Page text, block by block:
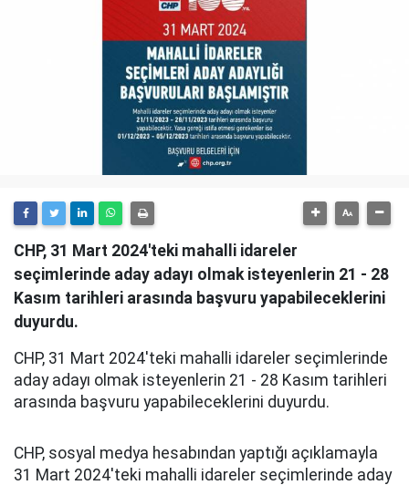
CHP, 31 Mart 2024'teki mahalli idareler
seçimlerinde aday adayı olmak isteyenlerin 21 - 28
Kasım tarihleri arasında başvuru yapabileceklerini
duyurdu.
CHP, 31 Mart 2024'teki mahalli idareler seçimlerinde
aday adayı olmak isteyenlerin 21 - 28 Kasım tarihleri
arasında başvuru yapabileceklerini duyurdu.
CHP, sosyal medya hesabından yaptığı açıklamayla
31 Mart 2024'teki mahalli idareler seçimlerinde aday